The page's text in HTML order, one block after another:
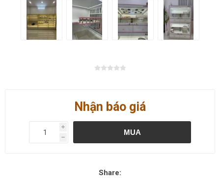
Nhận báo giá
i
h
MUA
Share: